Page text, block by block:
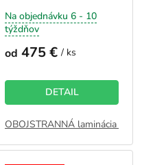
JEDNOSTRANNÁ
Na objednávku 6 - 10
týždňov
od 475 € / ks
DETAIL
OBOJSTRANNÁ laminácia -